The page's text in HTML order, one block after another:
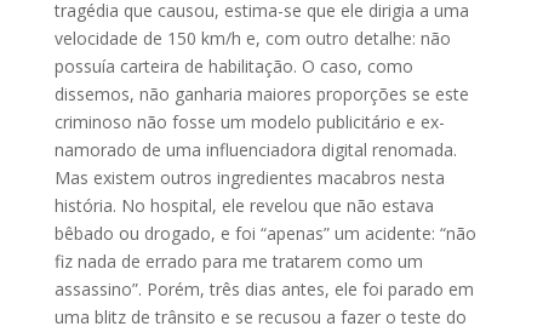
tragédia que causou, estima-se que ele dirigia a uma
velocidade de 150 km/h e, com outro detalhe: não
possuía carteira de habilitação. O caso, como
dissemos, não ganharia maiores proporções se este
criminoso não fosse um modelo publicitário e ex-
namorado de uma influenciadora digital renomada.
Mas existem outros ingredientes macabros nesta
história. No hospital, ele revelou que não estava
bêbado ou drogado, e foi “apenas” um acidente: “não
fiz nada de errado para me tratarem como um
assassino”. Porém, três dias antes, ele foi parado em
uma blitz de trânsito e se recusou a fazer o teste do